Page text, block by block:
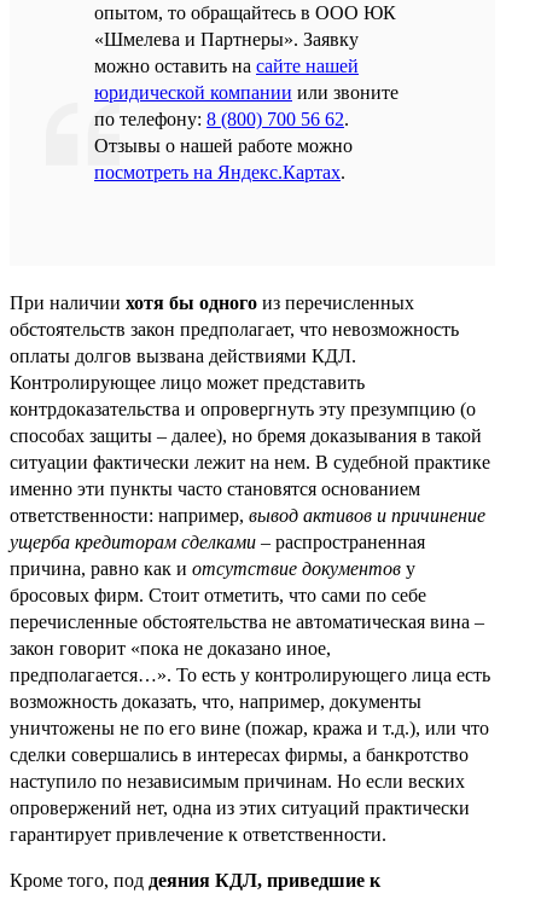
опытом, то обращайтесь в ООО ЮК
«Шмелева и Партнеры». Заявку
можно оставить на сайте нашей
юридической компании или звоните
по телефону: 8 (800) 700 56 62.
Отзывы о нашей работе можно
посмотреть на Яндекс.Картах.
При наличии хотя бы одного из перечисленных
обстоятельств закон предполагает, что невозможность
оплаты долгов вызвана действиями КДЛ.
Контролирующее лицо может представить
контрдоказательства и опровергнуть эту презумпцию (о
способах защиты – далее), но бремя доказывания в такой
ситуации фактически лежит на нем. В судебной практике
именно эти пункты часто становятся основанием
ответственности: например, вывод активов и причинение
ущерба кредиторам сделками – распространенная
причина, равно как и отсутствие документов у
бросовых фирм. Стоит отметить, что сами по себе
перечисленные обстоятельства не автоматическая вина –
закон говорит «пока не доказано иное,
предполагается…». То есть у контролирующего лица есть
возможность доказать, что, например, документы
уничтожены не по его вине (пожар, кража и т.д.), или что
сделки совершались в интересах фирмы, а банкротство
наступило по независимым причинам. Но если веских
опровержений нет, одна из этих ситуаций практически
гарантирует привлечение к ответственности.
Кроме того, под деяния КДЛ, приведшие к